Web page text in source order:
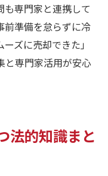
も専門家と連携して
前準備を怠らずに冷
ズに売却できた」
と専門家活用が安心
法的知識まと